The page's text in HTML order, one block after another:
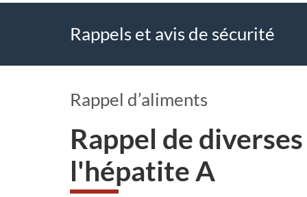
Rappels et avis de sécurité
Rappel d’aliments
Rappel de
l'hépatite A